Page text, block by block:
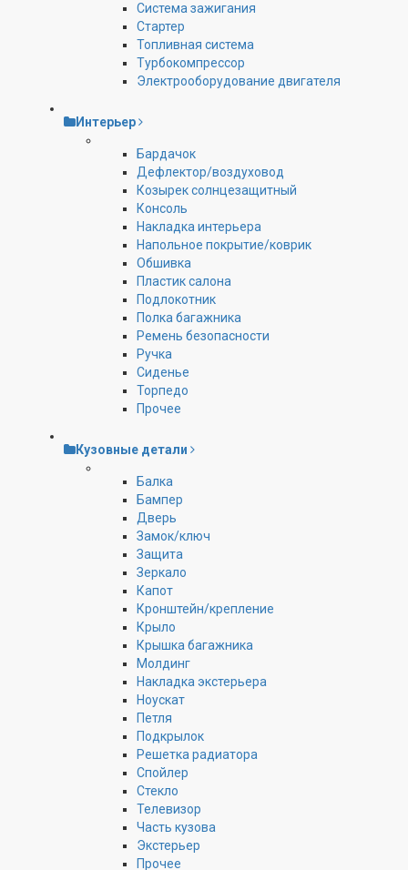
Система зажигания
Стартер
Топливная система
Турбокомпрессор
Электрооборудование двигателя
Интерьер
Бардачок
Дефлектор/воздуховод
Козырек солнцезащитный
Консоль
Накладка интерьера
Напольное покрытие/коврик
Обшивка
Пластик салона
Подлокотник
Полка багажника
Ремень безопасности
Ручка
Сиденье
Торпедо
Прочее
Кузовные детали
Балка
Бампер
Дверь
Замок/ключ
Защита
Зеркало
Капот
Кронштейн/крепление
Крыло
Крышка багажника
Молдинг
Накладка экстерьера
Ноускат
Петля
Подкрылок
Решетка радиатора
Спойлер
Стекло
Телевизор
Часть кузова
Экстерьер
Прочее